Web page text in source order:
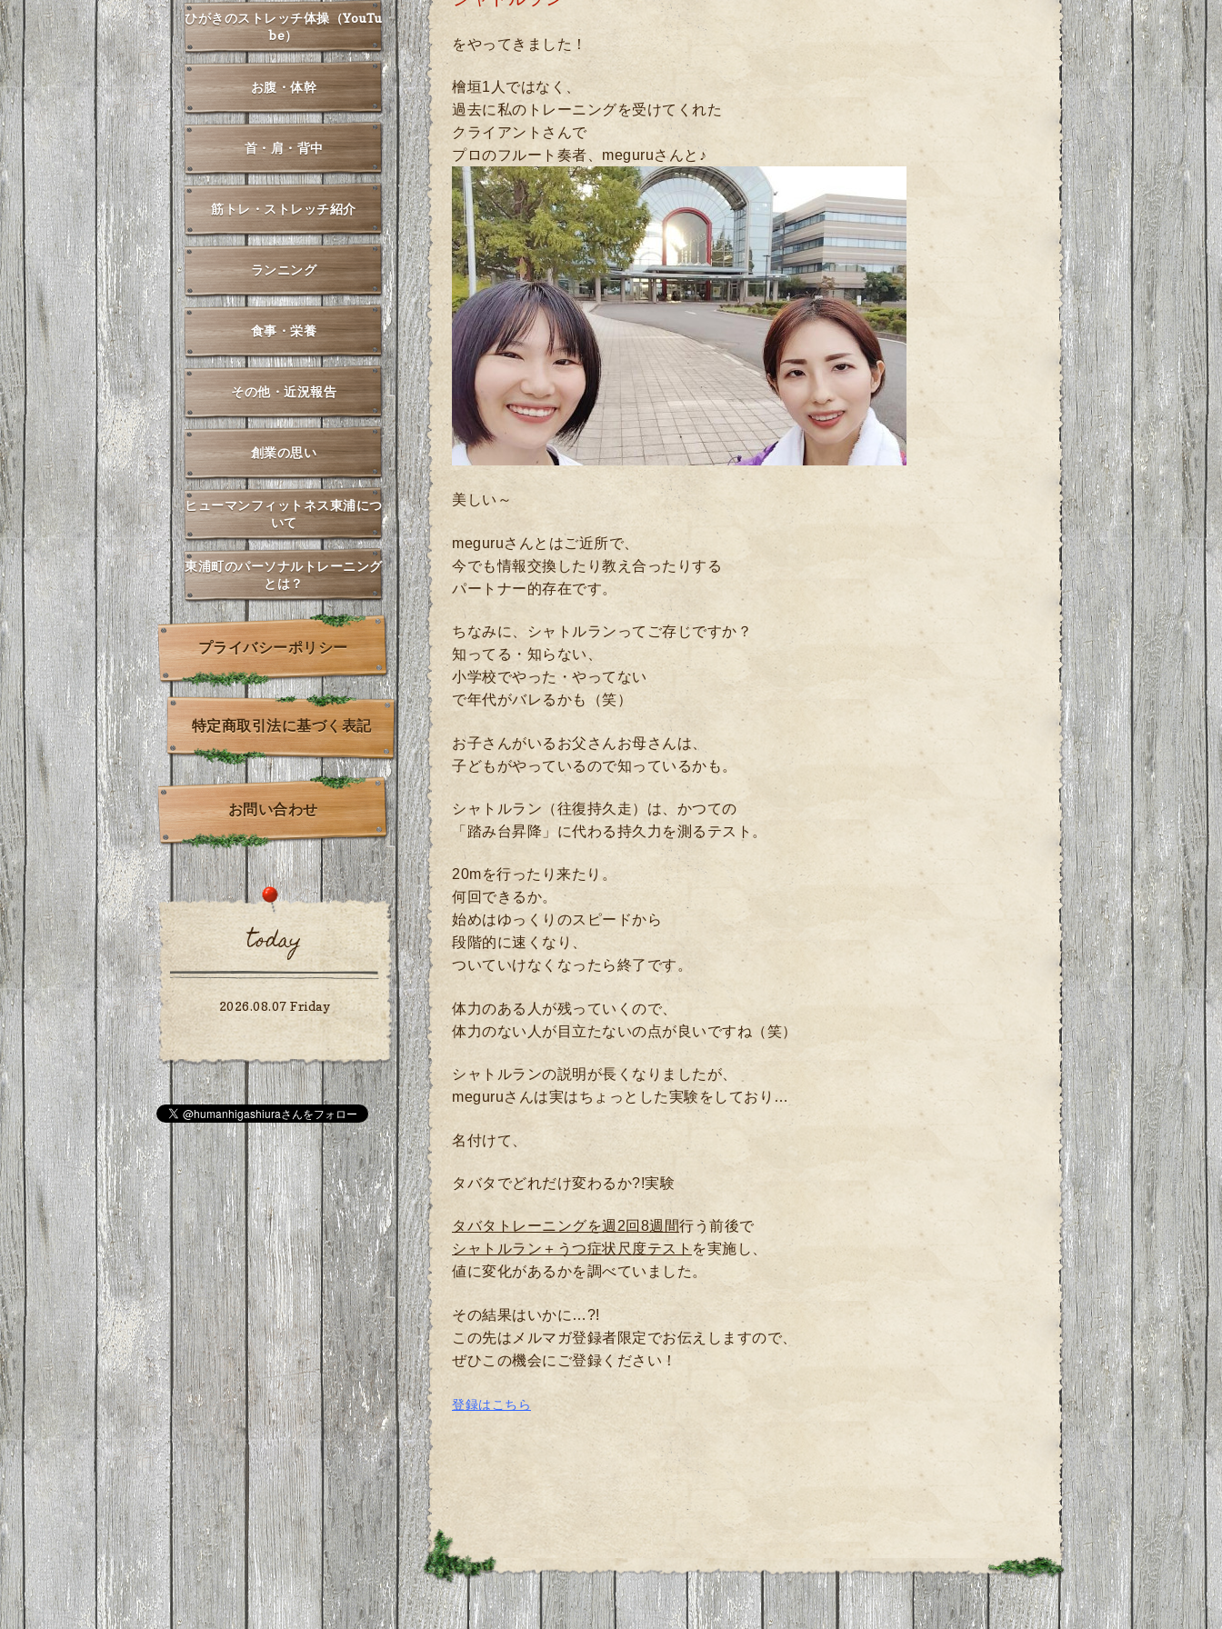
をやってきました！
檜垣1人ではなく、
過去に私のトレーニングを受けてくれた
クライアントさんで
プロのフルート奏者、meguruさんと♪
美しい～
meguruさんとはご近所で、
今でも情報交換したり教え合ったりする
パートナー的存在です。
ちなみに、シャトルランってご存じですか？
知ってる・知らない、
小学校でやった・やってない
で年代がバレるかも（笑）
お子さんがいるお父さんお母さんは、
子どもがやっているので知っているかも。
シャトルラン（往復持久走）は、かつての
「踏み台昇降」に代わる持久力を測るテスト。
20mを行ったり来たり。
何回できるか。
始めはゆっくりのスピードから
段階的に速くなり、
ついていけなくなったら終了です。
体力のある人が残っていくので、
体力のない人が目立たないの点が良いですね（笑）
シャトルランの説明が長くなりましたが、
meguruさんは実はちょっとした実験をしており…
名付けて、
タバタでどれだけ変わるか?!実験
タバタトレーニングを週2回8週間行う前後で
シャトルラン＋うつ症状尺度テスト を実施し、
値に変化があるかを調べていました。
その結果はいかに…?!
この先はメルマガ登録者限定でお伝えしますので、
ぜひこの機会にご登録ください！
登録はこちら
ひがきのストレッチ体操（YouTu
be）
お腹・体幹
首・肩・背中
筋トレ・ストレッチ紹介
ランニング
食事・栄養
その他・近況報告
創業の思い
ヒューマンフィットネス東浦につ
いて
東浦町のパーソナルトレーニング
とは？
プライバシーポリシー
特定商取引法に基づく表記
お問い合わせ
today
2026.08.07 Friday